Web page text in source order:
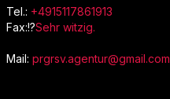
Tel.: +4915117861913
Fax:!?Sehr witzig.
Mail: prgrsv.agentur@gmail.com